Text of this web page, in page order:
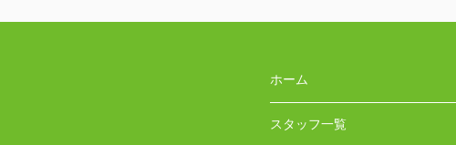
ホーム
スタッフ一覧